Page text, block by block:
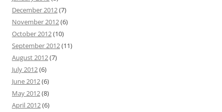
December 2012(7)
November 2012(6)
October 2012(10)
September 2012(11)
August 2012(7)
July 2012(6)
June 2012(6)
May 2012(8)
April 2012(6)